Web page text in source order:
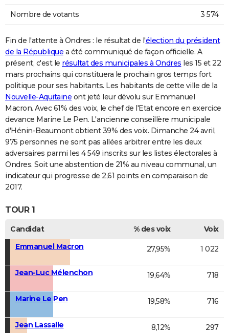
Nombre de votants 3 574
Fin de l'attente à Ondres : le résultat de l'élection du président
de la République a été communiqué de façon officielle. A
présent, c'est le résultat des municipales à Ondres les 15 et 22
mars prochains qui constituera le prochain gros temps fort
politique pour ses habitants. Les habitants de cette ville de la
Nouvelle-Aquitaine ont jeté leur dévolu sur Emmanuel
Macron. Avec 61% des voix, le chef de l'Etat encore en exercice
devance Marine Le Pen. L'ancienne conseillère municipale
d'Hénin-Beaumont obtient 39% des voix. Dimanche 24 avril,
975 personnes ne sont pas allées arbitrer entre les deux
adversaires parmi les 4 549 inscrits sur les listes électorales à
Ondres. Soit une abstention de 21% au niveau communal, un
indicateur qui progresse de 2,61 points en comparaison de
2017.
TOUR 1
Candidat % des voix
Voix
Emmanuel Macron
27,95% 1 022
Jean-Luc Mélenchon 19,64% 718
Marine Le Pen 19,58% 716
Jean Lassalle 8,12% 297